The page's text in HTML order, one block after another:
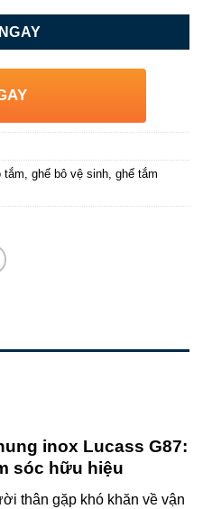
tắm ghế bô vệ sinh ghế tắm
inox Lucass G87:
sóc hữu hiệu
thân gặp khó khăn về vận